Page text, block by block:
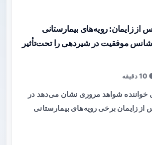
از زایمان: رویه‌های بیمارستانی
موفقیت در شیردهی را تحت‌تأثیر
10 دقیقه
خواننده شواهد مروری نشان می‌دهد در
از زایمان برخی رویه‌های بیمارستانی